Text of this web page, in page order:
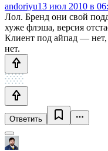
andoriyu13 июл 2010 в
Лол. Бренд они свой
хуже флэша, версия
Клиент под айпад —
нет.
Ответить